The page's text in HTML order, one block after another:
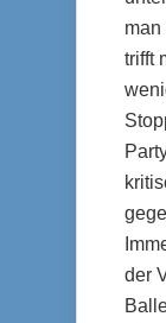
man
trifft
der